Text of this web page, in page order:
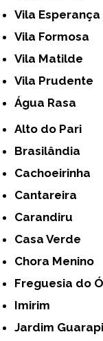
Vila Esperança
Vila Formosa
Vila Matilde
Vila Prudente
Água Rasa
Alto do Pari
Brasilândia
Cachoeirinha
Cantareira
Carandiru
Casa Verde
Chora Menino
Freguesia do Ó
Imirim
Jardim